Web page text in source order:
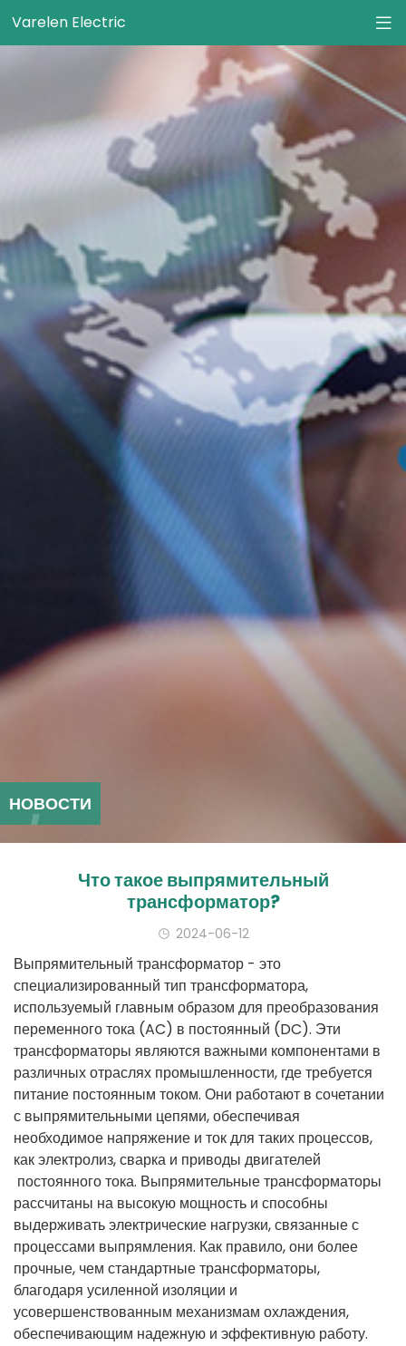
Varelen Electric
НОВОСТИ
Что такое выпрямительный
трансформатор?
2024-06-12
Выпрямительный трансформатор - это
специализированный тип трансформатора,
используемый главным образом для преобразования
переменноготока (AC) в постоянный (DC). Эти
трансформаторы являются важными компонентами в
различныхотраслях промышленности, гдетребуется
питание постоянным током. Они работают в сочетании
с выпрямительными цепями, обеспечивая
необходимое напряжение и токдля таких процессов,
какэлектролиз,сварка и приводы двигателей
постоянного тока. Выпрямительныетрансформаторы
рассчитаны на высокую мощность и способны
выдерживатьэлектрические нагрузки, связанныес
процессами выпрямления. Как правило, они более
прочные, чем стандартныетрансформаторы,
благодаря усиленной изоляции и
усовершенствованным механизмам охлаждения,
обеспечивающим надежную и эффективную работу.